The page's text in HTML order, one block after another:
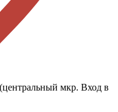
мкр. Вход в